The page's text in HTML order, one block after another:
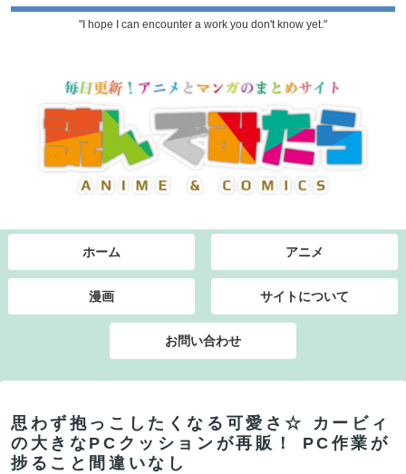
"I hope I can encounter a work you don't know yet."
ホーム アニメ
漫画 サイトについて
お問い合わせ
思わず抱っこしたくなる可愛さ☆ カービィ
の大きなPCクッションが再販！ PC作業が
捗ること間違いなし